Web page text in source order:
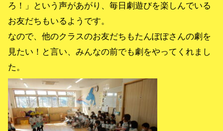
ろ！」という声があがり、毎日劇遊びを楽しんでいる
お友だちもいるようです。
なので、他のクラスのお友だちもたんぽぽさんの劇を
見たい！と言い、みんなの前でも劇をやってくれまし
た。